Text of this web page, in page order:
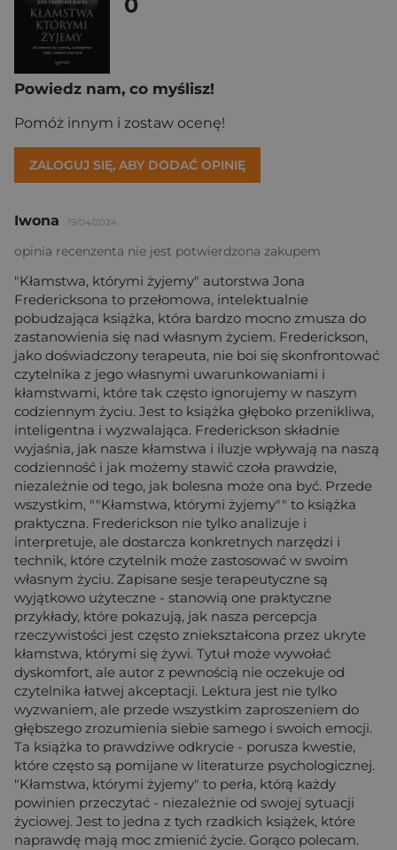
Powiedz nam, co myślisz!
Pomóż innym i zostaw ocenę!
ZALOGUJ SIĘ, ABY DODAĆ OPINIĘ
Iwona 19/04/2024
opinia recenzenta nie jest potwierdzona zakupem
"Kłamstwa, którymi żyjemy" autorstwa Jona
Fredericksona to przełomowa, intelektualnie
pobudzająca książka, która bardzo mocno zmusza do
zastanowienia się nad własnym życiem. Frederickson,
jako doświadczony terapeuta, nie boi się skonfrontować
czytelnika z jego własnymi uwarunkowaniami i
kłamstwami, które tak często ignorujemy w naszym
codziennym życiu. Jest to książka głęboko przenikliwa,
inteligentna i wyzwalająca. Frederickson składnie
wyjaśnia, jak nasze kłamstwa i iluzje wpływają na naszą
codzienność i jak możemy stawić czoła prawdzie,
niezależnie od tego, jak bolesna może ona być. Przede
wszystkim, ""Kłamstwa, którymi żyjemy"" to książka
praktyczna. Frederickson nie tylko analizuje i
interpretuje, ale dostarcza konkretnych narzędzi i
technik, które czytelnik może zastosować w swoim
własnym życiu. Zapisane sesje terapeutyczne są
wyjątkowo użyteczne - stanowią one praktyczne
przykłady, które pokazują, jak nasza percepcja
rzeczywistości jest często zniekształcona przez ukryte
kłamstwa, którymi się żywi. Tytuł może wywołać
dyskomfort, ale autor z pewnością nie oczekuje od
czytelnika łatwej akceptacji. Lektura jest nie tylko
wyzwaniem, ale przede wszystkim zaproszeniem do
głębszego zrozumienia siebie samego i swoich emocji.
Ta książka to prawdziwe odkrycie - porusza kwestie,
które często są pomijane w literaturze psychologicznej.
"Kłamstwa, którymi żyjemy" to perła, którą każdy
powinien przeczytać - niezależnie od swojej sytuacji
życiowej. Jest to jedna z tych rzadkich książek, które
naprawdę mają moc zmienić życie. Gorąco polecam.